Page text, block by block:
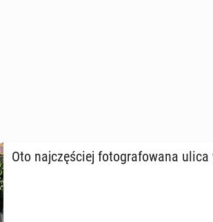
Oto naj­czę­ściej fo­to­gra­fo­wa­na